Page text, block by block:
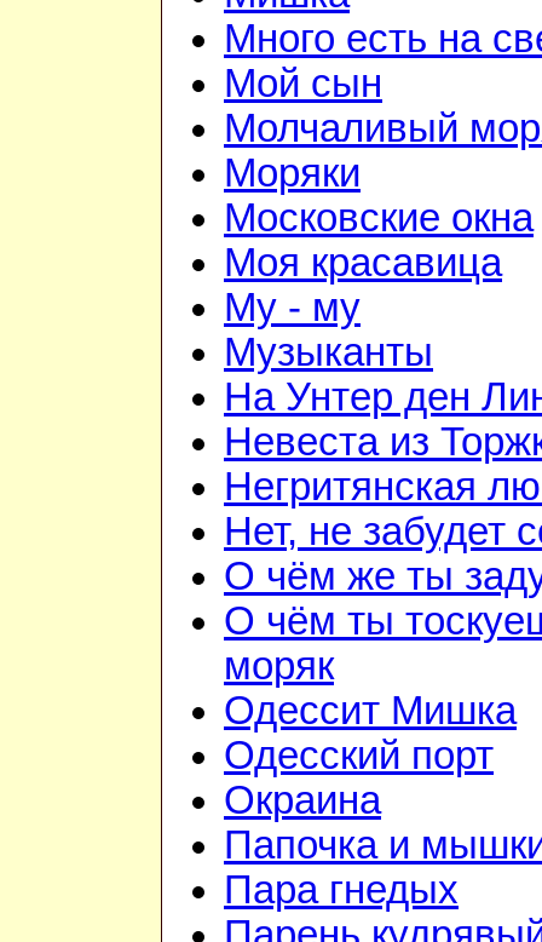
Много есть на
Мой сын
Молчаливый
Моряки
Московские окна
Моя красавица
Му - му
Музыканты
На Унтер ден
Невеста из
Негритянская
Нет, не забудет
О чём же ты
О чём ты
моряк
Одессит Мишка
Одесский порт
Окраина
Папочка и
Пара гнедых